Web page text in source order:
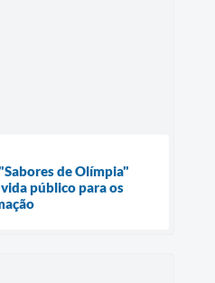
de Olímpia"
público para os